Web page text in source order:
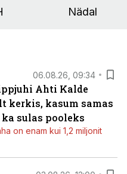
Nädal
06.08.26, 09:34
Ahti Kalde
kerkis, kasum samas
sulas pooleks
on enam kui 1,2 miljonit